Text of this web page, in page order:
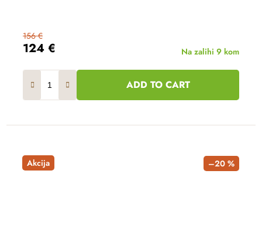
124 €
156 €
Na zalihi 9 kom
ADD TO CART
Akcija –20 %